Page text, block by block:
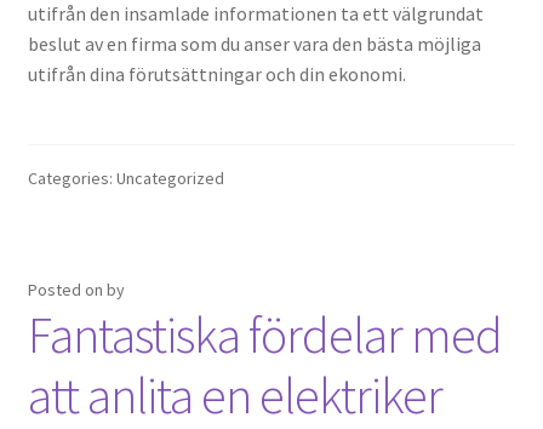
utifrån den insamlade informationen ta ett välgrundat
beslut av en firma som du anser vara den bästa möjliga
utifrån dina förutsättningar och din ekonomi.
Categories: Uncategorized
Posted on by
Fantastiska fördelar med
att anlita en elektriker